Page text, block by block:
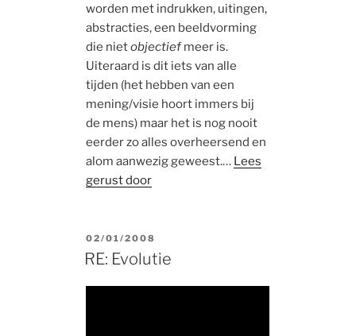
worden met indrukken, uitingen,
abstracties, een beeldvorming
die nietobjectiefmeer is.
Uiteraard is dit iets van alle
tijden (het hebben van een
mening/visie hoort immers bij
de mens) maar het is nog nooit
eerder zo alles overheersend en
alom aanwezig geweest.… Lees
gerust door
POSTED
ON
02/01/2008
RE: Evolutie